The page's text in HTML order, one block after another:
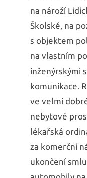
na nároží
Školské, na
s objektem
na vlastním
inženýrskými
komunikace.
ve velmi
nebytové
lékařská
za komerční
ukončení